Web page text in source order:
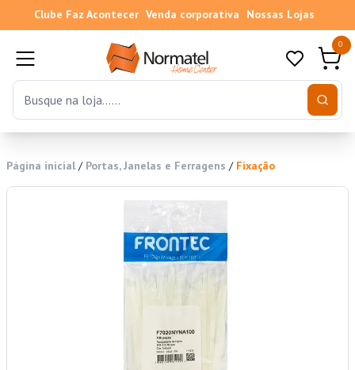
Clube Faz Acontecer Venda corporativa Nossas Lojas
0
Página inicial / Portas, Janelas e Ferragens / Fixação